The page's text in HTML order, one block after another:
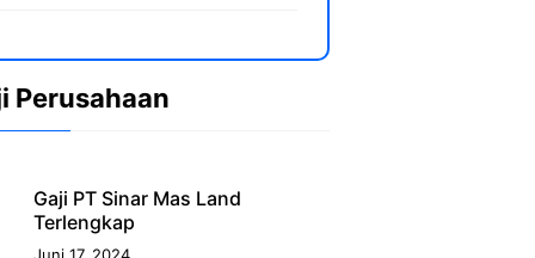
Perusahaan
Gaji PT Sinar Mas Land
Terlengkap